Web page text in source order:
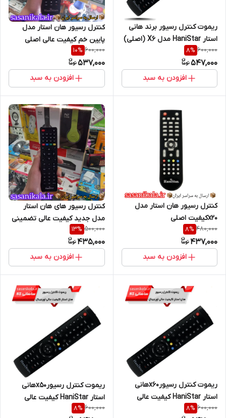
ریموت کنترل رسیور برند هانی
استار HaniStar مدل X6 (اصلی)
600,000
8%
547,000
افزودن به سبد
کنترل رسیور هان استار مدل
پایین خم کیفیت عالی اصلی
600,000
10%
537,000
افزودن به سبد
کنترل رسیور هان استار مدل
x20کیفیت اصلی
480,000
8%
437,000
افزودن به سبد
کنترل رسیور های هان استار
مدل جدید کیفیت عالی تضمینی
500,000
13%
435,000
افزودن به سبد
ریموت کنترل رسیورx60هانی
استار HaniStar کیفیت عالی
600,000
8%
ریموت کنترل رسیورx50هانی
استار HaniStar کیفیت عالی
600,000
8%